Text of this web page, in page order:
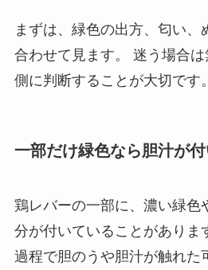
まずは、緑色の出方、匂い、
合わせて見ます。 迷う場合
側に判断することが大切です。
一部だけ緑色なら胆汁が
鶏レバーの一部に、濃い緑色
分が付いていることがありま
過程で胆のうや胆汁が触れた